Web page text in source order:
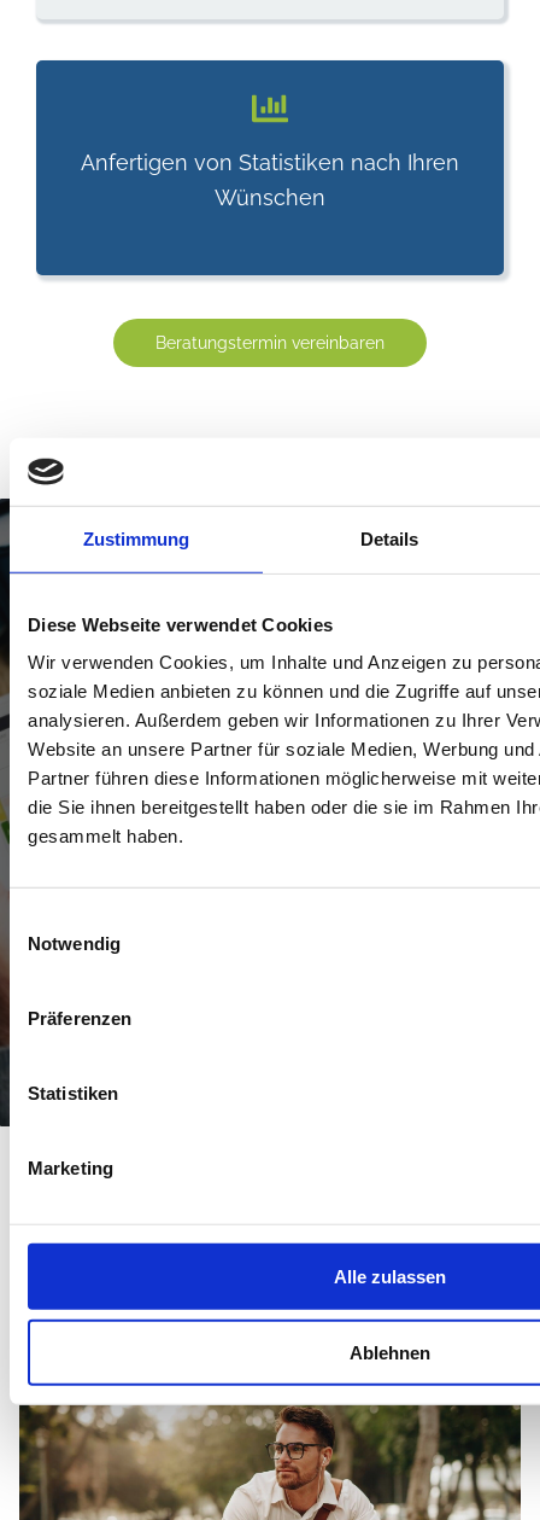
Zustimmung Details
Diese Webseite verwendet Cookies
Wir verwenden Cookies, um Inhalte und Anzeigen zu
soziale Medien anbieten zu können und die Zugriffe auf
analysieren. Außerdem geben wir Informationen zu Ihrer
Website an unsere Partner für soziale Medien, Werbung
Partner führen diese Informationen möglicherweise mit
die Sie ihnen bereitgestellt haben oder die sie im Rahmen
gesammelt haben.
Notwendig
Präferenzen
Statistiken
Marketing
Alle zulassen
Ablehnen
Anfertigen von Statistiken nach Ihren
Wünschen
Beratungstermin vereinbaren
Lohn- und Gehaltsnachweise per App
bereitstellen
Sie möchten Ihren Mitarbeitern einen
modernen Service bieten und Versandkosten
Mit ADISSON OneClick von Wolters
und unkompliziert Zugriff auf ihre
für Sie die Einrichtung und Bereitstellung und
Sonderfällen der Lohnbuchhaltung
Dienstrad